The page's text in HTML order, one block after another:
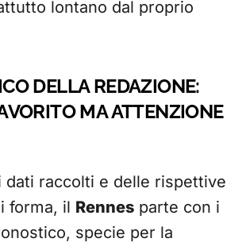
lontano dal proprio
DELLA REDAZIONE:
MA ATTENZIONE
dati raccolti e delle rispettive
forma, il Rennes parte con i
specie per la